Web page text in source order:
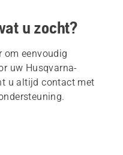
u zocht?
om eenvoudig
uw Husqvarna-
u altijd contact met